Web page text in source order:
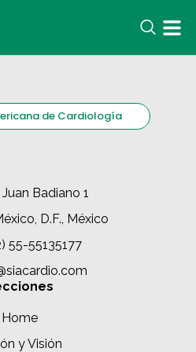
de Cardiología
Badiano 1
D.F., México
55-55135177
Home
y Visión